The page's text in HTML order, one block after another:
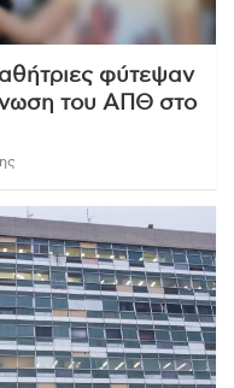
φύτεψαν
του ΑΠΘ στο